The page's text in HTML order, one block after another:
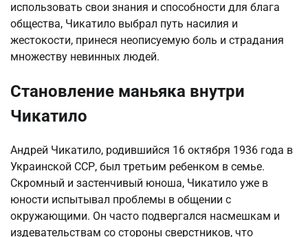
использовать свои знания и способности для блага
общества, Чикатило выбрал путь насилия и
жестокости, принеся неописуемую боль и страдания
множеству невинных людей.
Становление маньяка внутри
Чикатило
Андрей Чикатило, родившийся 16 октября 1936 года в
Украинской ССР, был третьим ребенком в семье.
Скромный и застенчивый юноша, Чикатило уже в
юности испытывал проблемы в общении с
окружающими. Он часто подвергался насмешкам и
издевательствам со стороны сверстников, что